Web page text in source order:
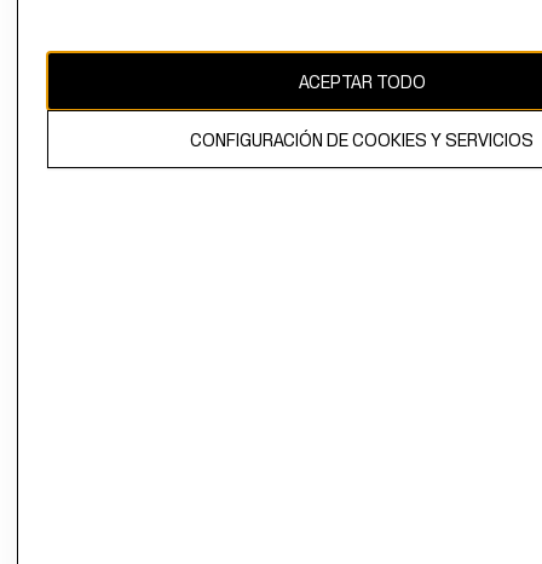
CAMBIAR REGIÓN
ACEPTAR TODO
CONFIGURACIÓN DE COOKIES Y SERVICIOS